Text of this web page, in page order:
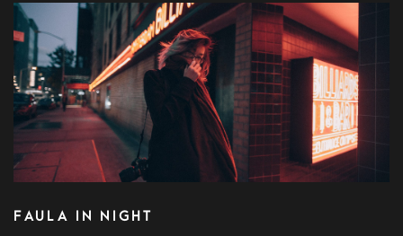
FAULA IN NIGHT